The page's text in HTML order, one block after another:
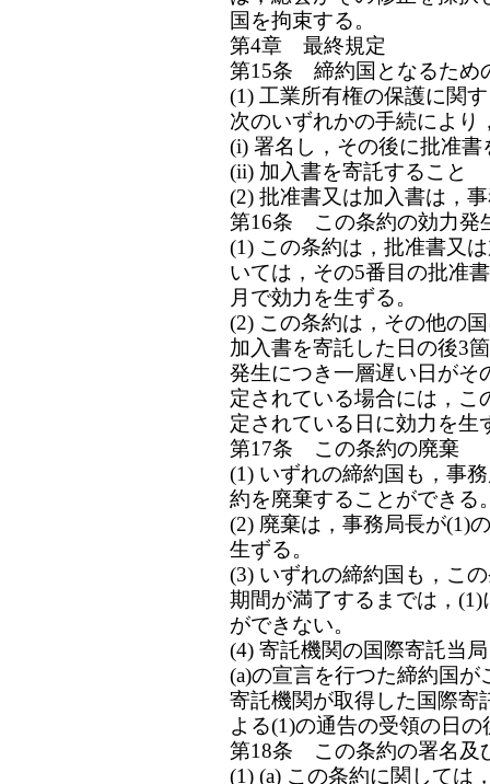
国を拘束する。
第4章 最終規定
第15条 締約国となるため
(1) 工業所有権の保護に関
次のいずれかの手続により
(i) 署名し，その後に批准書
(ii) 加入書を寄託すること
(2) 批准書又は加入書は，
第16条 この条約の効力発
(1) この条約は，批准書又
いては，その5番目の批准
月で効力を生ずる。
(2) この条約は，その他の
加入書を寄託した日の後3
発生につき一層遅い日がそ
定されている場合には，こ
定されている日に効力を生
第17条 この条約の廃棄
(1) いずれの締約国も，事
約を廃棄することができる
(2) 廃棄は，事務局長が(1)
生ずる。
(3) いずれの締約国も，こ
期間が満了するまでは，
ができない。
(4) 寄託機関の国際寄託当
(a)の宣言を行つた締約国
寄託機関が取得した国際寄
よる(1)の通告の受領の日
第18条 この条約の署名及
(1) (a) この条約に関しては